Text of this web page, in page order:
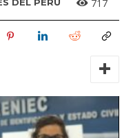
DEL PERÚ 717